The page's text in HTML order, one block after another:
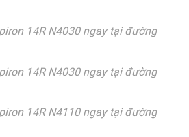
14R N4030 ngay tại đường
14R N4030 ngay tại đường
14R N4110 ngay tại đường